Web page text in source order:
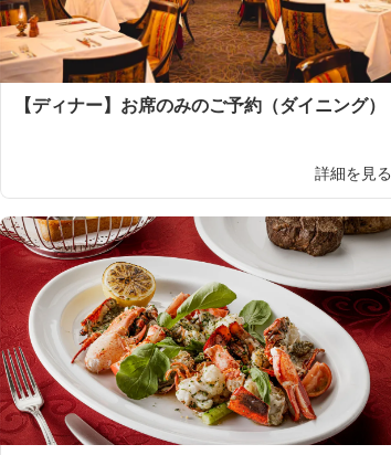
【ディナー】お席のみのご予約（ダイニング）
詳細を見る